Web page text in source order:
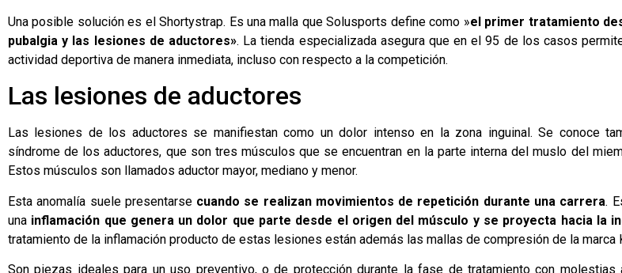
Una posible solución es el Shortystrap. Es una malla que Solusports define como »el primer tratamiento
pubalgia y las lesiones de aductores». La tienda especializada asegura que en el 95 de los casos
actividad deportiva de manera inmediata, incluso con respecto a la competición.
Las lesiones de aductores
Las lesiones de los aductores se manifiestan como un dolor intenso en la zona inguinal. Se conoce
síndrome de los aductores, que son tres músculos que se encuentran en la parte interna del muslo del
Estos músculos son llamados aductor mayor, mediano y menor.
Esta anomalía suele presentarsecuando se realizan movimientos de repetición durante una carrera.
una inflamación que genera un dolor que parte desde el origen del músculo y se proyecta hacia la
tratamiento de la inflamación producto de estas lesiones están además las mallas de compresión de la marca
Son piezas ideales para un uso preventivo, o de protección durante la fase de tratamiento con molestias